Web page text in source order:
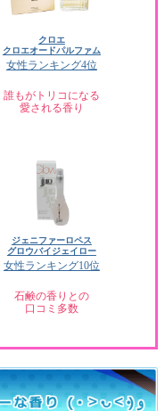
クロエ
クロエオードパルファム
女性ランキング4位
誰もがトリコになる
愛される香り
ジェニファーロペス
グロウバイジェイロー
女性ランキング10位
石鹸の香りとの
口コミ多数